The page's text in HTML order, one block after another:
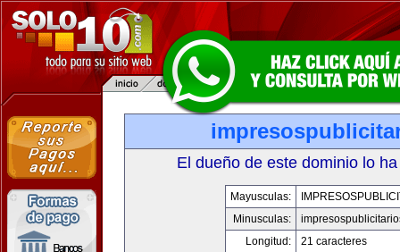
El dueño de este dominio lo
Mayusculas:
Minusculas:
Longitud:
21 caracteres